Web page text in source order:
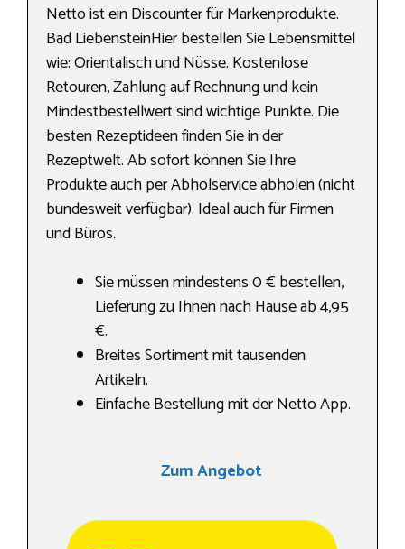
Netto ist ein Discounter für Markenprodukte.
Bad LiebensteinHier bestellen Sie Lebensmittel
wie: Orientalisch und Nüsse. Kostenlose
Retouren, Zahlung auf Rechnung und kein
Mindestbestellwert sind wichtige Punkte. Die
besten Rezeptideen finden Sie in der
Rezeptwelt. Ab sofort können Sie Ihre
Produkte auch per Abholservice abholen (nicht
bundesweit verfügbar). Ideal auch für Firmen
und Büros.
Sie müssen mindestens 0 € bestellen,
Lieferung zu Ihnen nach Hause ab 4,95
€.
Breites Sortiment mit tausenden
Artikeln.
Einfache Bestellung mit der Netto App.
Zum Angebot